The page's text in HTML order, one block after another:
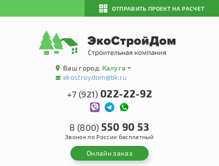
ОТПРАВИТЬ ПРОЕКТ НА РАСЧЕТ
Ваш город: Калуга
ekostroydom@bk.ru
+7 (921) 022-22-92
8 (800) 550 90 53
Звонок по России бесплатный
Онлайн заказ